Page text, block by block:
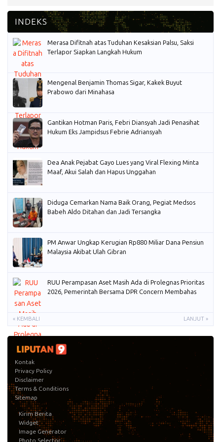
Merasa Difitnah atas Tuduhan Kesaksian Palsu, Saksi
Terlapor Siapkan Langkah Hukum
Mengenal Benjamin Thomas Sigar, Kakek Buyut
Prabowo dari Minahasa
Gantikan Hotman Paris, Febri Diansyah Jadi Penasihat
Hukum Eks Jampidsus Febrie Adriansyah
Dea Anak Pejabat Gayo Lues yang Viral Flexing Minta
Maaf, Akui Salah dan Hapus Unggahan
Diduga Cemarkan Nama Baik Orang, Pegiat Medsos
Babeh Aldo Ditahan dan Jadi Tersangka
PM Anwar Ungkap Kerugian Rp880 Miliar Dana Pensiun
Malaysia Akibat Ulah Gibran
RUU Perampasan Aset Masih Ada di Prolegnas Prioritas
2026, Pemerintah Bersama DPR Concern Membahas
« KEMBALI LANJUT »
Kontak
Privacy Policy
Disclaimer
Terms & Conditions
Sitemap
Kirim Berita
Widget
Image Generator